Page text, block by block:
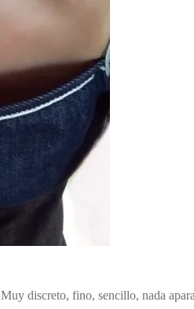
discreto, fino, sencillo, nada